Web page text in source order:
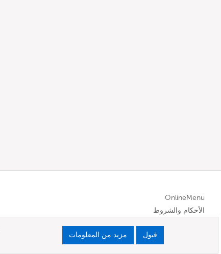
OnlineMenu
الأحكام والشروط
مزيد من المعلومات قبول